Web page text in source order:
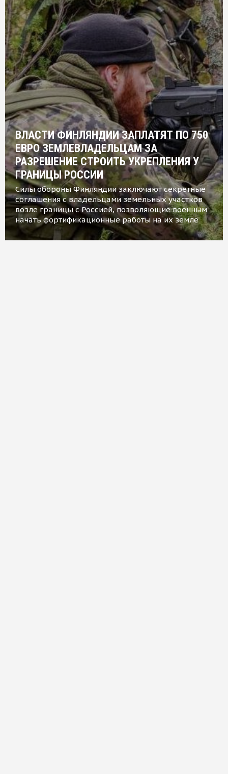
ВЛАСТИ ФИНЛЯНДИИ ЗАПЛАТЯТ ПО 750
ЕВРО ЗЕМЛЕВЛАДЕЛЬЦАМ ЗА
РАЗРЕШЕНИЕ СТРОИТЬ УКРЕПЛЕНИЯ У
ГРАНИЦЫ РОССИИ
Силы обороны Финляндии заключают секретные
соглашения с владельцами земельных участков
возле границы с Россией, позволяющие военным
начать фортификационные работы на их земле